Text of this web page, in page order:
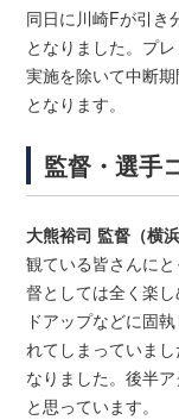
同日に川崎Fが引き
となりました。プ
実施を除いて中断
となります。
監督・選手
大熊裕司 監督（横
観ている皆さんに
督としては全く楽
ドアップなどに固
れてしまっていま
なりました。後半
と思っています。